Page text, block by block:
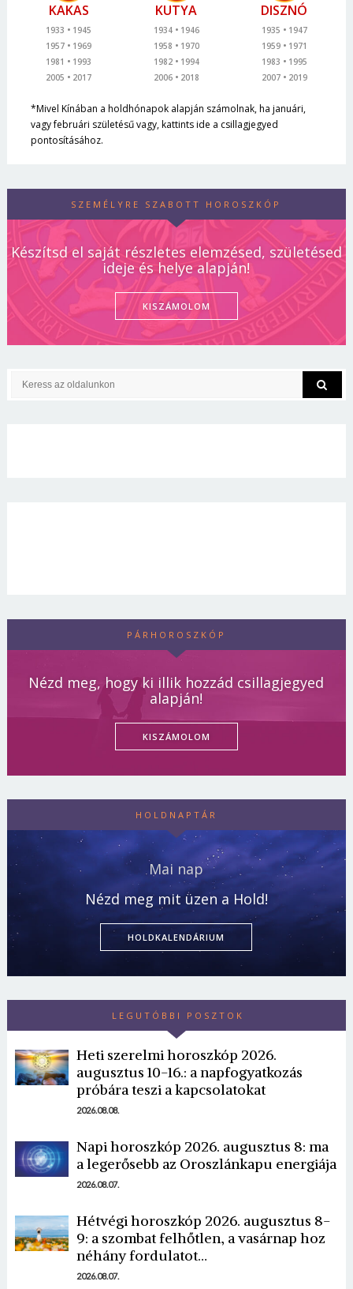
KAKAS
1933
1945
1957
1969
1981
1993
2005
2017
KUTYA
1934
1946
1958
1970
1982
1994
2006
2018
DISZNÓ
1935
1947
1959
1971
1983
1995
2007
2019
*Mivel Kínában a holdhónapok alapján számolnak, ha januári,
vagy februári születésű vagy, kattints ide a csillagjegyed
pontosításához.
SZEMÉLYRE SZABOTT HOROSZKÓP
Készítsd el saját részletes elemzésed, születésed
ideje és helye alapján!
KISZÁMOLOM
PÁRHOROSZKÓP
Nézd meg, hogy ki illik hozzád csillagjegyed
alapján!
KISZÁMOLOM
HOLDNAPTÁR
Mai nap
Nézd meg mit üzen a Hold!
HOLDKALENDÁRIUM
LEGUTÓBBI POSZTOK
Heti szerelmi horoszkóp 2026.
augusztus 10-16.: a napfogyatkozás
próbára teszi a kapcsolatokat
2026.08.08.
Napi horoszkóp 2026. augusztus 8: ma
a legerősebb az Oroszlánkapu energiája
2026.08.07.
Hétvégi horoszkóp 2026. augusztus 8-
9: a szombat felhőtlen, a vasárnap hoz
néhány fordulatot…
2026.08.07.